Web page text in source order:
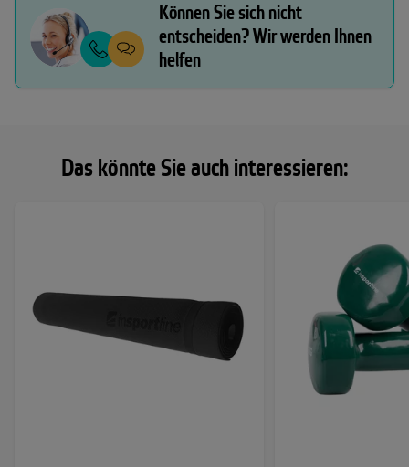
Das könnte Sie auch interessieren:
Können Sie sich nicht
entscheiden? Wir werden Ihnen
helfen